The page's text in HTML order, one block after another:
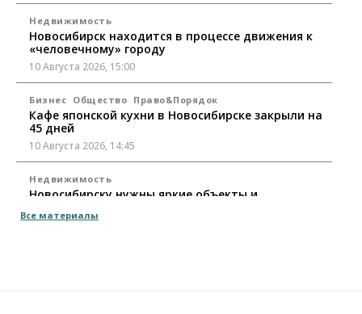
Недвижимость
Новосибирск находится в процессе движения к
«человечному» городу
10 Августа 2026, 15:00
Бизнес Общество Право&Порядок
Кафе японской кухни в Новосибирске закрыли на
45 дней
10 Августа 2026, 14:45
Недвижимость
Новосибирску нужны яркие объекты и
10 Августа 2026, 14:30
Все материалы